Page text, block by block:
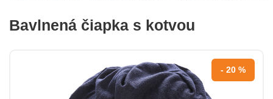
Bavlnená čiapka s kotvou
- 20 %